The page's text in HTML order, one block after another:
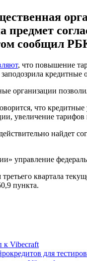
предмет
сообщил
, что повышение
кредитные
организации
что
увеличение
найдет
управление
третьего квартала
пункта.
к Vibecraft
для